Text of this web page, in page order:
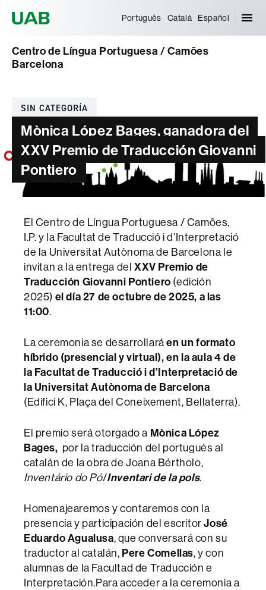
Português Català Español
Centro de Língua Portuguesa / Camões
Barcelona
Categorías
SIN CATEGORÍA
Mònica López Bages, ganadora del
XXV Premio de Traducción Giovanni
Pontiero
El Centro de Língua Portuguesa / Camões,
I.P. y la Facultat de Traducció i d’Interpretació
de la Universitat Autònoma de Barcelona le
invitan a la entrega delXXV Premio de
Traducción Giovanni Pontiero (edición
2025) el día 27 de octubre de 2025, a las
11:00.
La ceremonia se desarrollaráen un formato
híbrido (presencial y virtual), en la aula 4 de
la Facultat de Traducció i d’Interpretació de
la Universitat Autònoma de Barcelona
(Edifici K, Plaça del Coneixement, Bellaterra).
El premio será otorgado a Mònica López
Bages, por la traducción del portugués al
catalán de la obra de Joana Bértholo,
Inventário do Pó/Inventari de la pols.
Homenajearemos y contaremos con la
presencia y participación del escritorJosé
Eduardo Agualusa, que conversará con su
traductor al catalán, Pere Comellas, y con
alumnas de la Facultad de Traducción e
Interpretación.Para acceder a la ceremonia a